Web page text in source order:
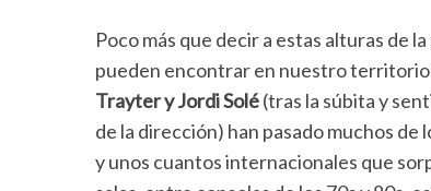
Poco más que decir a estas alturas de
pueden encontrar en nuestro
Trayter y Jordi Solé(tras la súbita y
de la dirección) han pasado muchos
y unos cuantos internacionales que